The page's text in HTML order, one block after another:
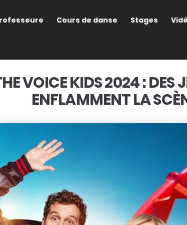
Cours de danse Stages
VOICE KIDS 2024 : DES
ENFLAMMENT LA